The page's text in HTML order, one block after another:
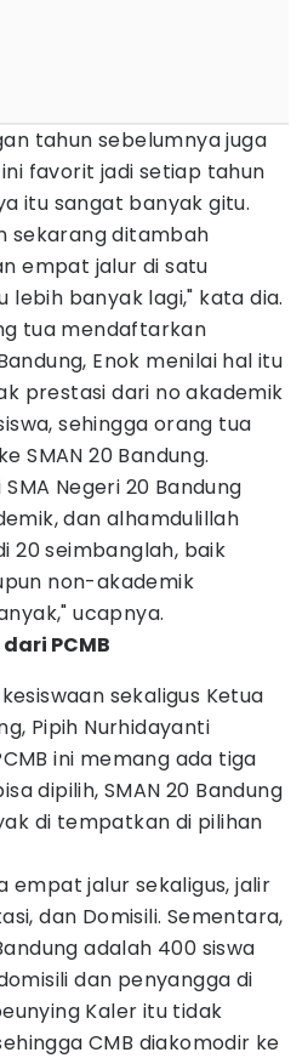
tahun sebelumnya juga
favorit jadi setiap tahun
itu sangat banyak gitu.
sekarang ditambah
empat jalur di satu
lebih banyak lagi," kata dia.
tua mendaftarkan
Enok menilai hal itu
prestasi dari no akademik
sehingga orang tua
SMAN 20 Bandung.
Negeri 20 Bandung
dan alhamdulillah
20 seimbanglah, baik
non-akademik
ucapnya.
PCMB
sekaligus Ketua
Pipih Nurhidayanti
ini memang ada tiga
dipilih, SMAN 20 Bandung
di tempatkan di pilihan
empat jalur sekaligus, jalir
dan Domisili. Sementara,
adalah 400 siswa
dan penyangga di
Kaler itu tidak
CMB diakomodir ke